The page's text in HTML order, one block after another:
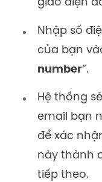
giao diện
Nhập số
của bạn
number”.
Hệ thống
email bạn
để xác
này thành
tiếp theo.